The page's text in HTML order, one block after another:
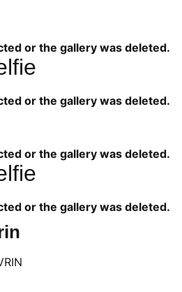
or the gallery was deleted.
or the gallery was deleted.
or the gallery was deleted.
or the gallery was deleted.